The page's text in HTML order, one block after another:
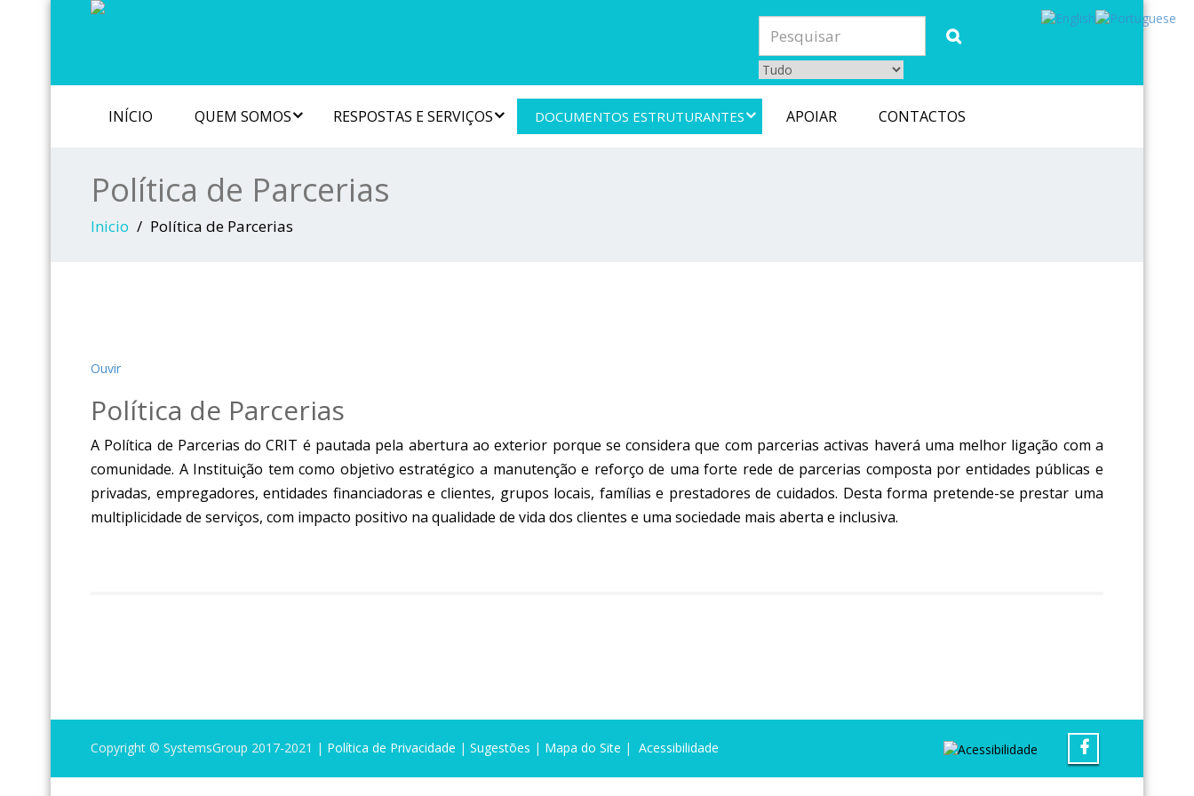
INÍCIO QUEM SOMOS RESPOSTAS E SERVIÇOS DOCUMENTOS ESTRUTURANTES APOIAR CONTACTOS
Política de Parcerias
Inicio Política de Parcerias
Ouvir
Política de Parcerias
A Política de Parcerias do CRIT é pautada pela abertura ao exterior porque se considera que com parcerias activas haverá uma melhor ligação com a
comunidade. A Instituição tem como objetivo estratégico a manutenção e reforço de uma forte rede de parcerias composta por entidades públicas e
privadas, empregadores, entidades financiadoras e clientes, grupos locais, famílias e prestadores de cuidados. Desta forma pretende-se prestar uma
multiplicidade de serviços, com impacto positivo na qualidade de vida dos clientes e uma sociedade mais aberta e inclusiva.
Copyright © SystemsGroup 2017-2021 | Política de Privacidade | Sugestões | Mapa do Site | Acessibilidade